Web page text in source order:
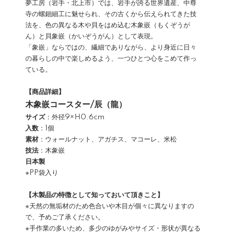
夢工房（岩手・北上市）では、岩手が誇る世界遺産、中尊
寺の螺鈿細工に魅せられ、その古くから伝えられてきた技
法を、色の異なる木や貝をはめ込む木象嵌（もくぞうが
ん）と貝象嵌（かいぞうがん）として表現。
「象嵌」ならではの、繊細でありながら、より身近に日々
の暮らしの中で楽しめるよう、一つひとつ心をこめて作っ
ている。
【商品詳細】
木象嵌コースター/辰（龍）
サイズ ：外径9×H0.6cm
入数 ：1個
素材 ：ウォールナット、アガチス、マコーレ、米松
技法 ：木象嵌
日本製
※PP袋入り
【木製品の特徴として知っておいて頂きこと】
※天然の無垢材のため色合いや木目が個々に異なりますの
で、予めご了承ください。
※手作業の多いため、多少のゆがみやサイズ・形状が異なる